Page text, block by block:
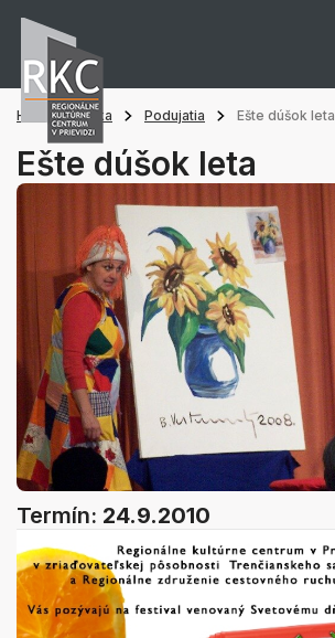
Hlavná stránka Podujatia Ešte dúšok leta
Ešte dúšok leta
Termín: 24.9.2010